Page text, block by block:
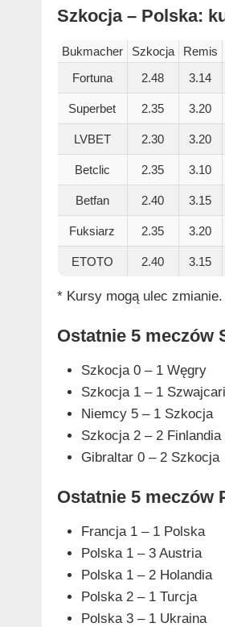
Szkocja – Polska:
Bukmacher Szkocja Remis
Fortuna
2.48 3.14
Superbet 2.35 3.20
LVBET 2.30 3.20
Betclic 2.35 3.10
Betfan 2.40 3.15
Fuksiarz 2.35 3.20
ETOTO 2.40 3.15
* Kursy mogą ulec
Ostatnie 5 meczów
Szkocja 0 – 1 Węgry
Szkocja 1 – 1
Niemcy 5 – 1 Szkocja
Szkocja 2 – 2 Finlandia
Gibraltar 0 – 2 Szkocja
Ostatnie 5 meczów
Francja 1 – 1 Polska
Polska 1 – 3 Austria
Polska 1 – 2 Holandia
Polska 2 – 1 Turcja
Polska 3 – 1 Ukraina